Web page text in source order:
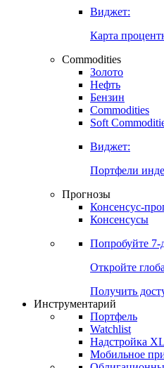
Виджет:
Карта
Commodities
Золото
Нефть
Бензин
Commodities
Soft
Виджет:
Портфели
Прогнозы
Консенсус-
Консенсусы
Попробуйте 7-
Откройте
Получить
Инструментарий
Портфель
Watchlist
Надстройка
Мобильное